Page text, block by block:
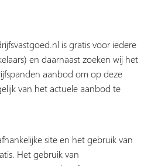
is gratis voor iedere
en daarnaast zoeken wij het
aanbod om op deze
van het actuele aanbod te
site en het gebruik van
Het gebruik van